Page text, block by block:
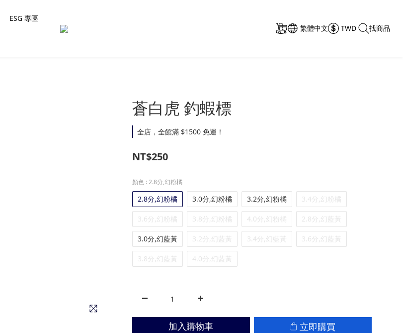
ESG 專區
繁體中文 TWD 找商品
蒼白虎 釣蝦標
全店，全館滿 $1500 免運！
NT$250
顏色 : 2.8分,幻粉橘
2.8分,幻粉橘 3.0分,幻粉橘 3.2分,幻粉橘 3.4分,幻粉橘
3.6分,幻粉橘 3.8分,幻粉橘 4.0分,幻粉橘 2.8分,幻藍黃
3.0分,幻藍黃 3.2分,幻藍黃 3.4分,幻藍黃 3.6分,幻藍黃
3.8分,幻藍黃 4.0分,幻藍黃
加入購物車 立即購買